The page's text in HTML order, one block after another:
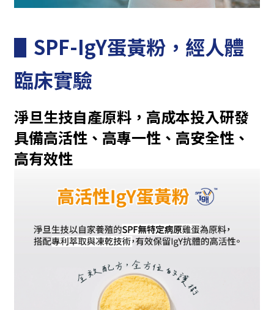
▋SPF-IgY蛋黃粉，經人體
臨床實驗
淨旦生技自產原料，高成本投入研發
具備高活性、高專一性、高安全性、
高有效性